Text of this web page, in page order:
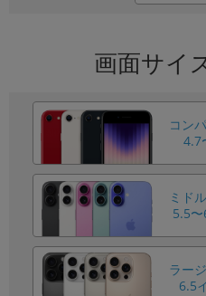
画面サイ
コン
4.7
ミド
5.5
ラー
6.5